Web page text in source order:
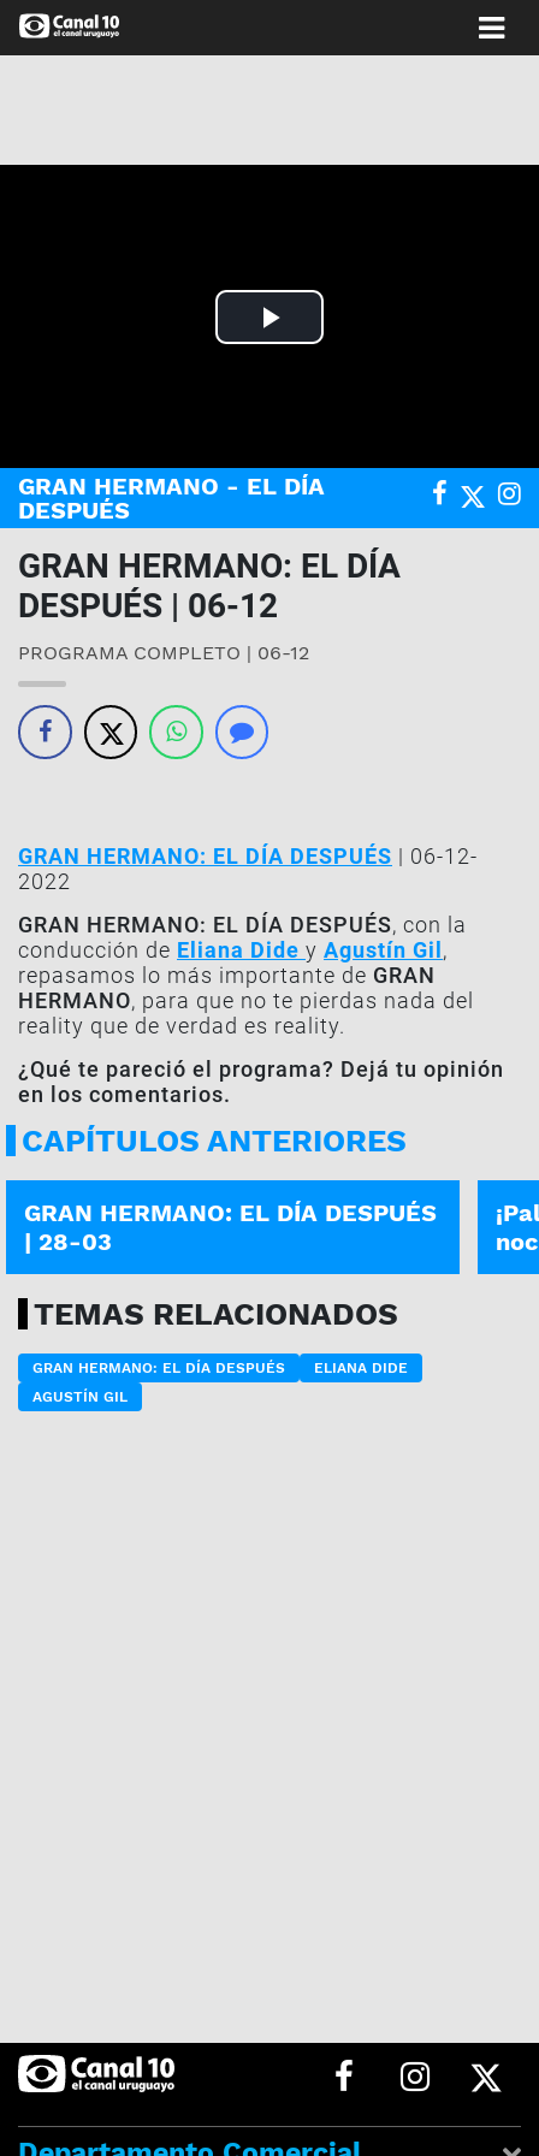
Play
GRAN HERMANO - EL DÍA
DESPUÉS
GRAN HERMANO: EL DÍA
DESPUÉS | 06-12
PROGRAMA COMPLETO | 06-12
GRAN HERMANO: EL DÍA DESPUÉS | 06-12-
2022
GRAN HERMANO: EL DÍA DESPUÉS, con la
conducción de Eliana Dide y Agustín Gil,
repasamos lo más importante de GRAN
HERMANO, para que no te pierdas nada del
reality que de verdad es reality.
¿Qué te pareció el programa? Dejá tu opinión
en los comentarios.
CAPÍTULOS ANTERIORES
GRAN HERMANO: EL DÍA DESPUÉS
GRAN HERMANO: EL DÍA DESPUÉS
| 28-03
TEMAS RELACIONADOS
GRAN HERMANO: EL DÍA DESPUÉS
ELIANA DIDE
AGUSTÍN GIL